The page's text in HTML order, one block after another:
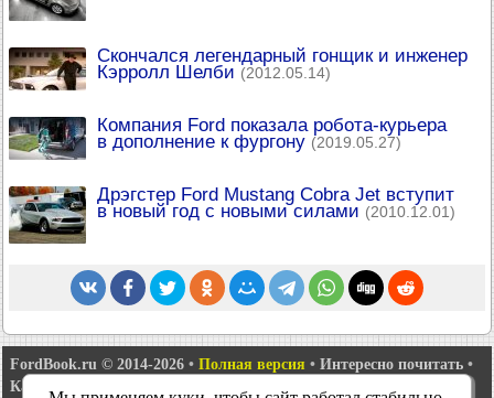
Скончался легендарный гонщик и инженер
Кэрролл Шелби (2012.05.14)
Компания Ford показала робота-курьера
в дополнение к фургону (2019.05.27)
Дрэгстер Ford Mustang Cobra Jet вступит
в новый год с новыми силами (2010.12.01)
FordBook.ru © 2014-2026 • Полная версия • Интересно почитать •
Карта сайта